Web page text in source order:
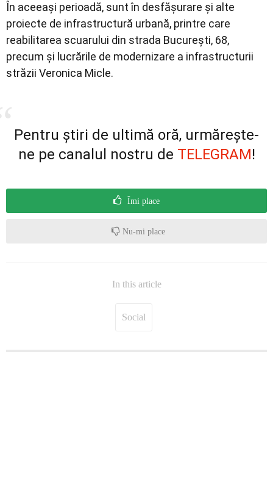
În aceeași perioadă, sunt în desfășurare și alte
proiecte de infrastructură urbană, printre care
reabilitarea scuarului din strada București, 68,
precum și lucrările de modernizare a infrastructurii
străzii Veronica Micle.
Pentru știri de ultimă oră, urmărește-
ne pe canalul nostru de TELEGRAM!
Îmi place
Nu-mi place
In this article
Social